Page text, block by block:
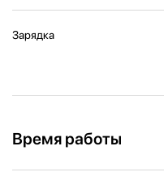
Зарядка
Время работы